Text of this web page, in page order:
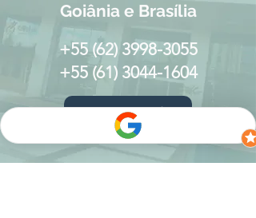
Goiânia e Brasília
+55 (62) 3998-3055
+55 (61) 3044-1604
WhatsApp